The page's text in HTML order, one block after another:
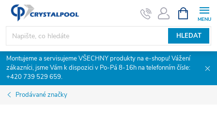
Přejít
obsah
HLEDAT
NÁKUPNÍ
KOŠÍK
Montujeme a servisujeme VŠECHNY produkty na e-shopu! Vážení
zákazníci, jsme Vám k dispozici v Po-Pá 8-16h na telefonním čísle:
+420 739 529 659.
Prodávané značky